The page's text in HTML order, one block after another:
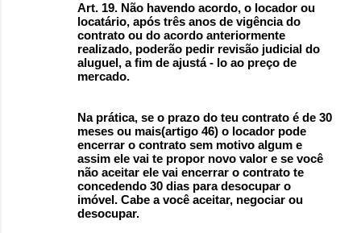
Art. 19. Não havendo acordo, o locador ou
locatário, após três anos de vigência do
contrato ou do acordo anteriormente
realizado, poderão pedir revisão judicial do
aluguel, a fim de ajustá - lo ao preço de
mercado.
Na prática, se o prazo do teu contrato é de 30
meses ou mais(artigo 46) o locador pode
encerrar o contrato sem motivo algum e
assim ele vai te propor novo valor e se você
não aceitar ele vai encerrar o contrato te
concedendo 30 dias para desocupar o
imóvel. Cabe a você aceitar, negociar ou
desocupar.